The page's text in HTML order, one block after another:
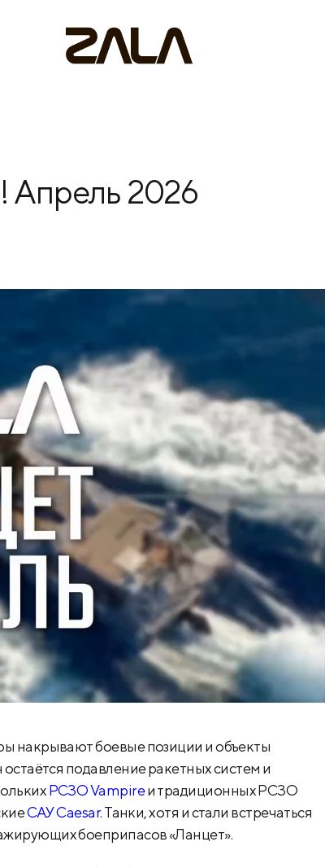
Апрель 2026
накрывают боевые позиции и объекты
подавление ракетных систем и
РСЗО Vampireи традиционных РСЗО
САУ Caesar. Танки, хотя и стали встречаться
боеприпасов «Ланцет».